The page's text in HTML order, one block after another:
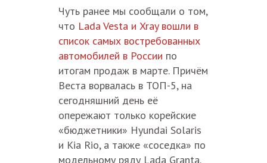
Чуть ранее мы сообщали о том,
что Lada Vesta и Xray вошли в
список самых востребованных
автомобилей в России по
итогам продаж в марте. Причём
Веста ворвалась в ТОП-5, на
сегодняшний день её
опережают только корейские
«бюджетники» Hyundai Solaris
и Kia Rio, а также «соседка» по
модельному ряду Lada Granta.